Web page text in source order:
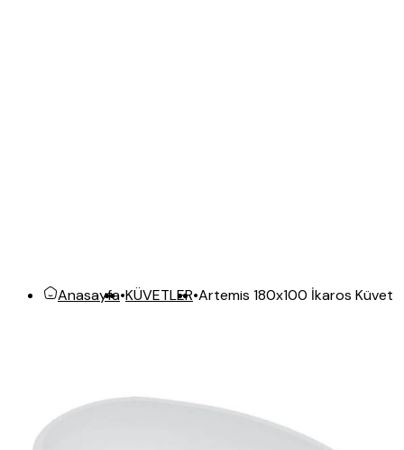
Anasayfa•KÜVETLER•Artemis 180x100 İkaros Küvet